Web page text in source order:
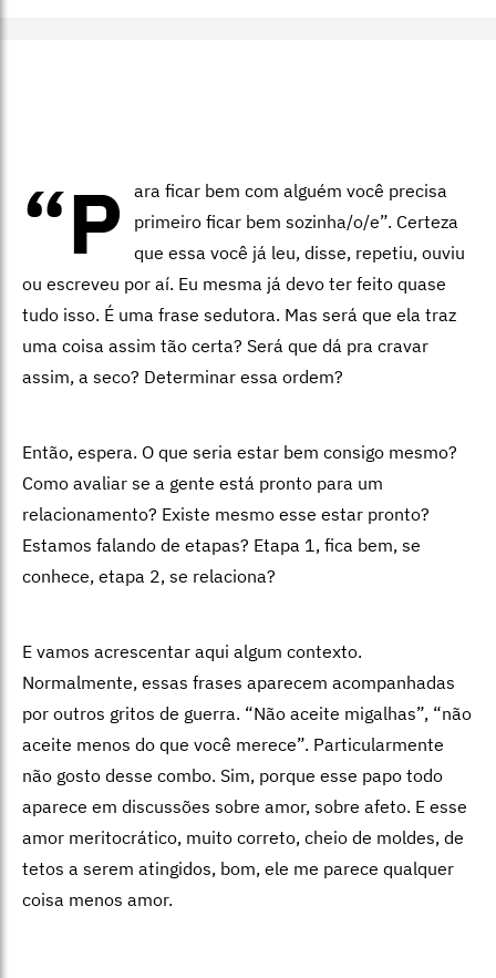
“P
ara ficar bem com alguém você precisa
primeiro ficar bem sozinha/o/e”. Certeza
que essa você já leu, disse, repetiu, ouviu
ou escreveu por aí. Eu mesma já devo ter feito quase
tudo isso. É uma frase sedutora. Mas será que ela traz
uma coisa assim tão certa? Será que dá pra cravar
assim, a seco? Determinar essa ordem?
Então, espera. O que seria estar bem consigo mesmo?
Como avaliar se a gente está pronto para um
relacionamento? Existe mesmo esse estar pronto?
Estamos falando de etapas? Etapa 1, fica bem, se
conhece, etapa 2, se relaciona?
E vamos acrescentar aqui algum contexto.
Normalmente, essas frases aparecem acompanhadas
por outros gritos de guerra. “Não aceite migalhas”, “não
aceite menos do que você merece”. Particularmente
não gosto desse combo. Sim, porque esse papo todo
aparece em discussões sobre amor, sobre afeto. E esse
amor meritocrático, muito correto, cheio de moldes, de
tetos a serem atingidos, bom, ele me parece qualquer
coisa menos amor.